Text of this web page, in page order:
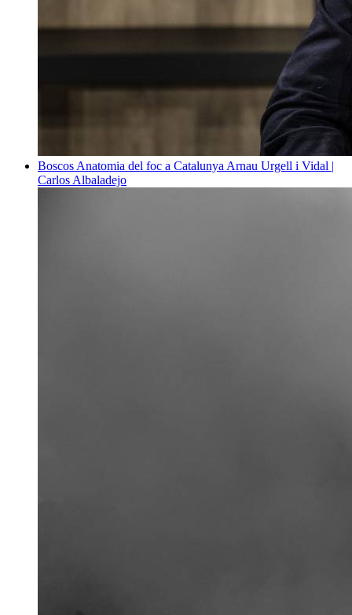
Boscos Anatomia del foc a Catalunya Arnau Urgell i Vidal |
Carlos Albaladejo